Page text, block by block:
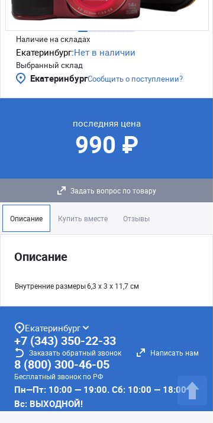
Наличие на складах
Екатеринбург:Нет в наличии
Выбранный склад
ЕкатеринбургСообщить о поступлении?
последняя цена
990 ₽
Задать вопрос по товару
Описание Купить вместе Отзывы
Описание
Внутренние размеры6,3 х 3 х 11,7 см
Екатеринбург
+7 (343) 350-22-33
Заказать обратный звонок Написать нам
8 (800) 300-46-05
Бесплатный звонок по РФ
Пн—Пт: 10:00 — 19:00. Сб: 10:00 — 18:00
Вс: ВЫХОДНОЙ!